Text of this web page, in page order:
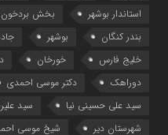
استاندار بوشهر
بخش بردخون
بندر کنگان
بوشهر
خلیج فارس
خورخان
دوراهک
دکتر موسی احمدی
سید علی حسینی نیا
سید
شهرستان دیر
شیخ موسی